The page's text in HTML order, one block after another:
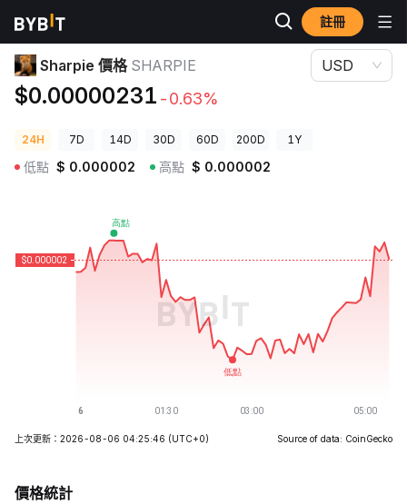
註冊
加密貨幣價格
Sharpie 價格 SHARPIE
$0.00000231 -0.63%
USD
24H 7D 14D 30D 60D 200D 1Y
低點 $ 0.000002 高點 $ 0.000002
上次更新：2026-08-06 04:25:46 (UTC+0) Source of data: CoinGecko
價格統計